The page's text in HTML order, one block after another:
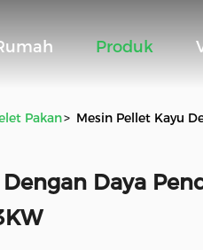
Produk
Pakan> Mesin Pellet Kayu
Daya